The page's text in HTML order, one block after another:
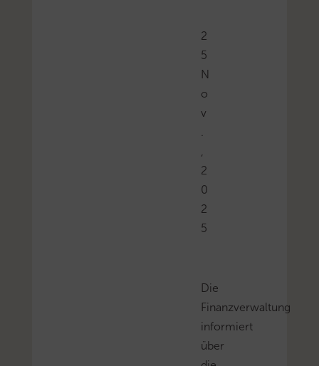
2
5
N
o
v
2
0
2
5
Die
Finanzverwaltung
informiert
über